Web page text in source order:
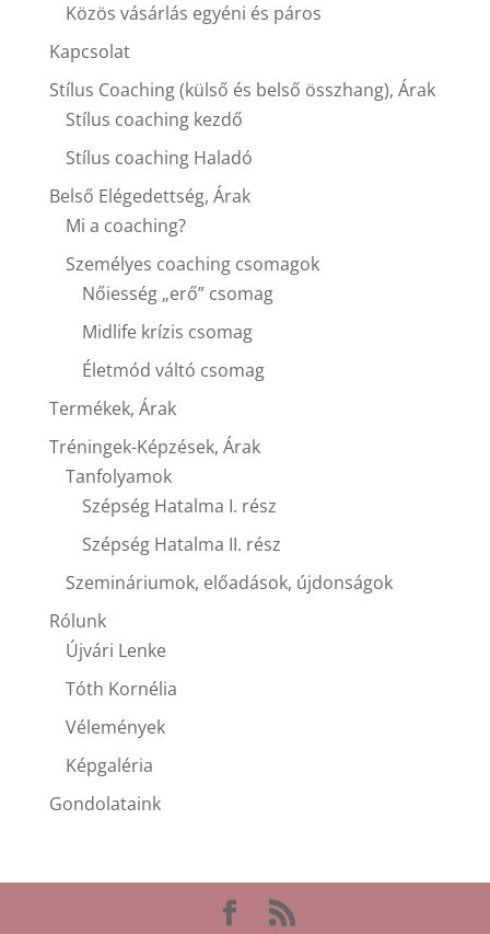
Közös vásárlás egyéni és páros
Kapcsolat
Stílus Coaching (külső és belső összhang), Árak
Stílus coaching kezdő
Stílus coaching Haladó
Belső Elégedettség, Árak
Mi a coaching?
Személyes coaching csomagok
Nőiesség „erő” csomag
Midlife krízis csomag
Életmód váltó csomag
Termékek, Árak
Tréningek-Képzések, Árak
Tanfolyamok
Szépség Hatalma I. rész
Szépség Hatalma II. rész
Szemináriumok, előadások, újdonságok
Rólunk
Újvári Lenke
Tóth Kornélia
Vélemények
Képgaléria
Gondolataink